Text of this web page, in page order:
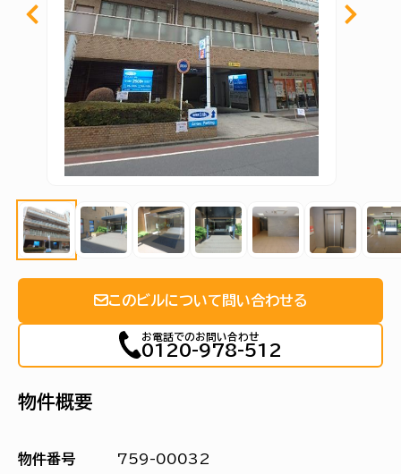
このビルについて問い合わせる
お電話でのお問い合わせ
0120-978-512
物件概要
物件番号 759-00032